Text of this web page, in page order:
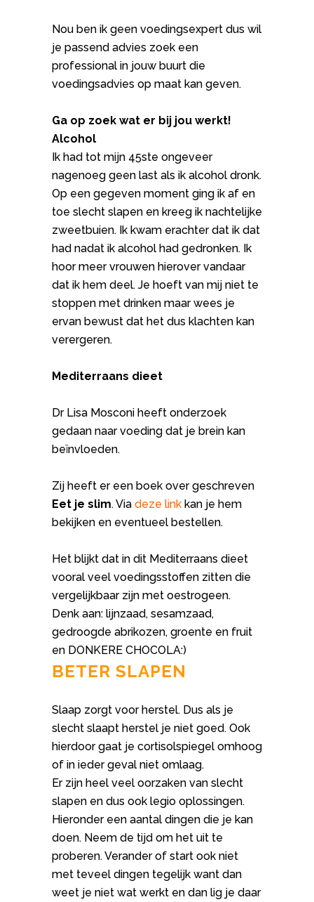
Nou ben ik geen voedingsexpert dus wil
je passend advies zoek een
professional in jouw buurt die
voedingsadvies op maat kan geven.
Ga op zoek wat er bij jou werkt!
Alcohol
Ik had tot mijn 45ste ongeveer
nagenoeg geen last als ik alcohol dronk.
Op een gegeven moment ging ik af en
toe slecht slapen en kreeg ik nachtelijke
zweetbuien. Ik kwam erachter dat ik dat
had nadat ik alcohol had gedronken. Ik
hoor meer vrouwen hierover vandaar
dat ik hem deel. Je hoeft van mij niet te
stoppen met drinken maar wees je
ervan bewust dat het dus klachten kan
verergeren.
Mediterraans dieet
Dr Lisa Mosconi heeft onderzoek
gedaan naar voeding dat je brein kan
beïnvloeden.
Zij heeft er een boek over geschreven
Eet je slim. Via deze link kan je hem
bekijken en eventueel bestellen.
Het blijkt dat in dit Mediterraans dieet
vooral veel voedingsstoffen zitten die
vergelijkbaar zijn met oestrogeen.
Denk aan: lijnzaad, sesamzaad,
gedroogde abrikozen, groente en fruit
en DONKERE CHOCOLA:)
BETER SLAPEN
Slaap zorgt voor herstel. Dus als je
slecht slaapt herstel je niet goed. Ook
hierdoor gaat je cortisolspiegel omhoog
of in ieder geval niet omlaag.
Er zijn heel veel oorzaken van slecht
slapen en dus ook legio oplossingen.
Hieronder een aantal dingen die je kan
doen. Neem de tijd om het uit te
proberen. Verander of start ook niet
met teveel dingen tegelijk want dan
weet je niet wat werkt en dan lig je daar